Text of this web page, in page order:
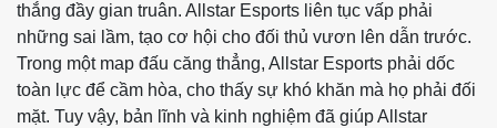
thắng đầy gian truân. Allstar Esports liên tục vấp phải
những sai lầm, tạo cơ hội cho đối thủ vươn lên dẫn trước.
Trong một map đấu căng thẳng, Allstar Esports phải dốc
toàn lực để cầm hòa, cho thấy sự khó khăn mà họ phải đối
mặt. Tuy vậy, bản lĩnh và kinh nghiệm đã giúp Allstar